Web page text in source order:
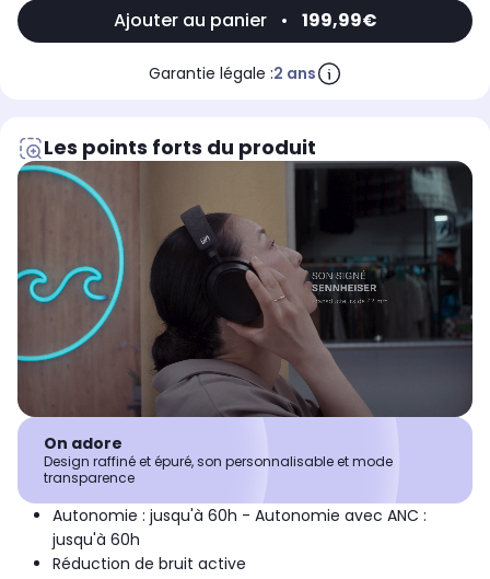
Ajouter au panier • 199,99€
Garantie légale :2 ans
Les points forts du produit
On adore
Design raffiné et épuré, son personnalisable et mode
transparence
Autonomie : jusqu'à 60h - Autonomie avec ANC :
jusqu'à 60h
Réduction de bruit active